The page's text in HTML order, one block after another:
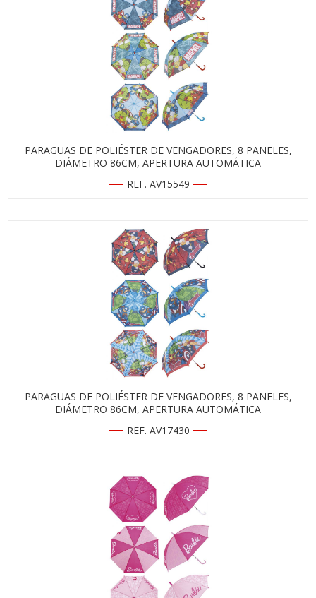
PARAGUAS DE POLIÉSTER DE VENGADORES, 8 PANELES,
DIÁMETRO 86CM, APERTURA AUTOMÁTICA
REF. AV15549
PARAGUAS DE POLIÉSTER DE VENGADORES, 8 PANELES,
DIÁMETRO 86CM, APERTURA AUTOMÁTICA
REF. AV17430